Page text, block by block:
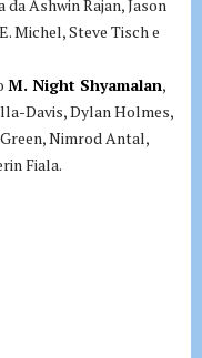
Ashwin Rajan, Jason
Michel, Steve Tisch e
M. Night Shyamalan,
Davis, Dylan Holmes,
Nimrod Antal,
Fiala.